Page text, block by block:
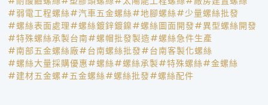
#弱電工程螺絲#汽車五金螺絲#地腳螺絲#少量螺絲批發
#螺絲表面處理#螺絲鍍鋅鍍鎳#螺絲圖面開發#異型螺絲開發
#特殊螺絲承製台南#螺帽批發製造#螺絲急件生產
#南部五金螺絲廠#台南螺絲批發#台南客製化螺絲
#螺絲大量採購優惠#螺絲#螺絲承製#特殊螺絲#金螺絲
#建材五金螺#五金螺絲#螺絲批發#螺絲配件